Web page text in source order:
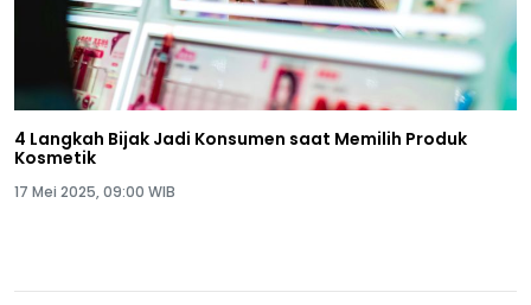
4 Langkah Bijak Jadi Konsumen saat Memilih Produk
Kosmetik
17 Mei 2025, 09:00 WIB